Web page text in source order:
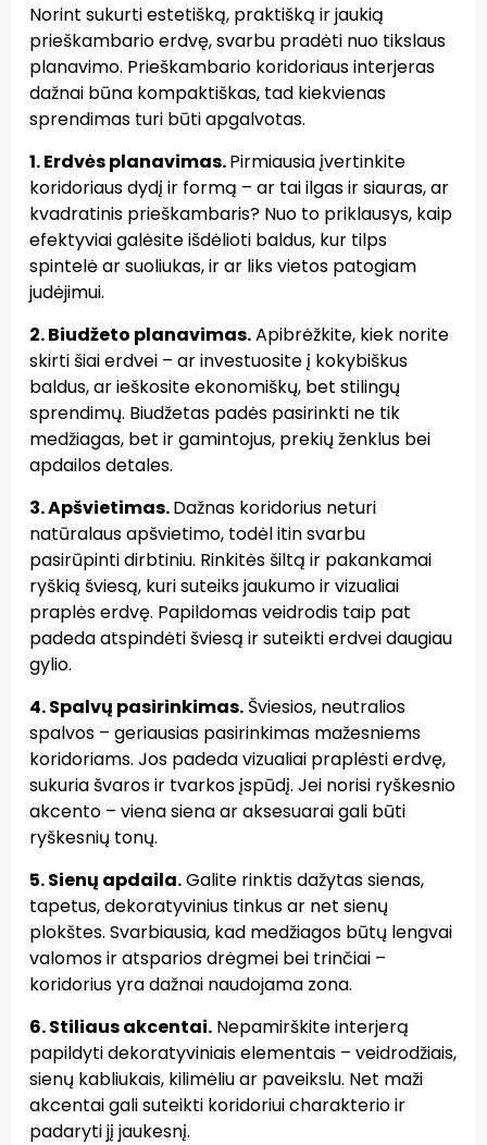
Norint sukurti estetišką, praktišką ir jaukią
prieškambario erdvę, svarbu pradėti nuo tikslaus
planavimo. Prieškambario koridoriaus interjeras
dažnai būna kompaktiškas, tad kiekvienas
sprendimas turi būti apgalvotas.
1. Erdvės planavimas.Pirmiausia įvertinkite
koridoriaus dydį ir formą – ar tai ilgas ir siauras, ar
kvadratinis prieškambaris? Nuo to priklausys, kaip
efektyviai galėsite išdėlioti baldus, kur tilps
spintelė ar suoliukas, ir ar liks vietos patogiam
judėjimui.
2. Biudžeto planavimas.Apibrėžkite, kiek norite
skirti šiai erdvei – ar investuosite į kokybiškus
baldus, ar ieškosite ekonomiškų, bet stilingų
sprendimų. Biudžetas padės pasirinkti ne tik
medžiagas, bet ir gamintojus, prekių ženklus bei
apdailos detales.
3. Apšvietimas.Dažnas koridorius neturi
natūralaus apšvietimo, todėl itin svarbu
pasirūpinti dirbtiniu. Rinkitės šiltą ir pakankamai
ryškią šviesą, kuri suteiks jaukumo ir vizualiai
praplės erdvę. Papildomas veidrodis taip pat
padeda atspindėti šviesą ir suteikti erdvei daugiau
gylio.
4. Spalvų pasirinkimas. Šviesios, neutralios
spalvos – geriausias pasirinkimas mažesniems
koridoriams. Jos padeda vizualiai praplėsti erdvę,
sukuria švaros ir tvarkos įspūdį. Jei norisi ryškesnio
akcento – viena siena ar aksesuarai gali būti
ryškesnių tonų.
5. Sienų apdaila.Galite rinktis dažytas sienas,
tapetus, dekoratyvinius tinkus ar net sienų
plokštes. Svarbiausia, kad medžiagos būtų lengvai
valomos ir atsparios drėgmei bei trinčiai –
koridorius yra dažnai naudojama zona.
6. Stiliaus akcentai. Nepamirškite interjerą
papildyti dekoratyviniais elementais – veidrodžiais,
sienų kabliukais, kilimėliu ar paveikslu. Net maži
akcentai gali suteikti koridoriui charakterio ir
padaryti jį jaukesnį.